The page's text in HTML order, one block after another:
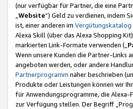
(nur verfügbar für Partner, die eine
Website“) Geld zu verdienen, indem
ist, einer anderen im
Alexa Skill (über das Alexa Shopping
markierten Link-Formate verwenden („
Wenn unsere Kunden die Partner-Links
angeboten werden, oder andere
Partnerprogramm näher beschrieben
Produkte oder Leistungen können wir
für Anwendungsprogramme, die
zur Verfügung stellen. Der Begriff